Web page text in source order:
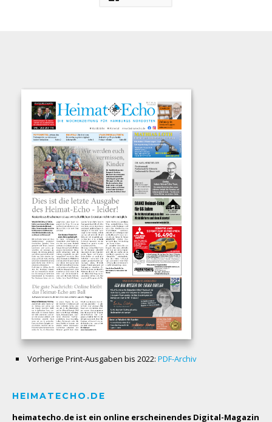
Vorherige Print-Ausgaben bis 2022: PDF-Archiv
HEIMATECHO.DE
heimatecho.de ist ein online erscheinendes Digital-Magazin